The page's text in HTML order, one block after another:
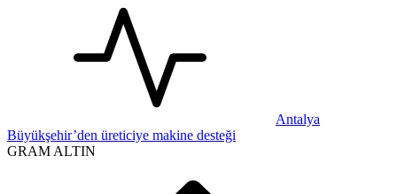
Antalya
Büyükşehir’den üreticiye makine desteği
GRAM ALTIN